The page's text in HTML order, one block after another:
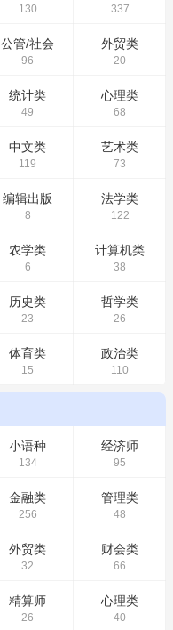
130 337
公管/社会
96
外贸类
20
统计类
49
心理类
68
中文类
119
艺术类
73
编辑出版
8
法学类
122
农学类
6
计算机类
38
历史类
23
哲学类
26
体育类
15
政治类
110
小语种
134
经济师
95
金融类
256
管理类
48
外贸类
32
财会类
66
精算师
26
心理类
40